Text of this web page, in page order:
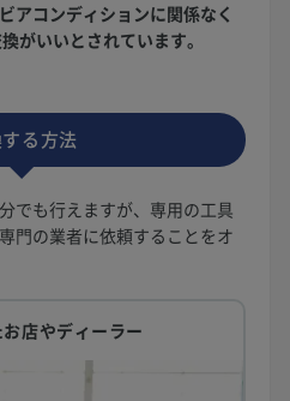
アコンディションに関係なく
がいいとされています。
る方法
でも行えますが、専用の工具
門の業者に依頼することをオ
店やディーラー